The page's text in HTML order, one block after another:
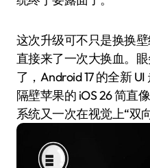
这次升级可不只是换换
直接来了一次大换血。
了，Android 17 的全新
隔壁苹果的 iOS 26 简直
系统又一次在视觉上“双